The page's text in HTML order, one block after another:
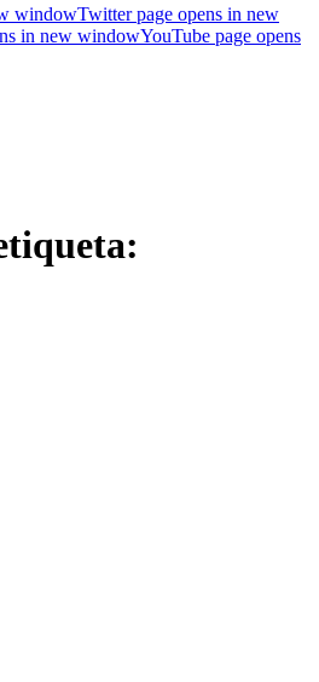
windowTwitter page opens in new
in new windowYouTube page opens